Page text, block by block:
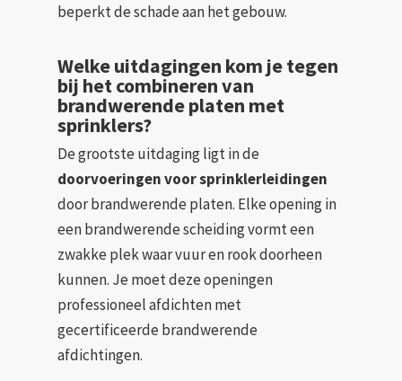
beperkt de schade aan het gebouw.
Welke uitdagingen kom je tegen
bij het combineren van
brandwerende platen met
sprinklers?
De grootste uitdaging ligt in de
doorvoeringen voor sprinklerleidingen
door brandwerende platen. Elke opening in
een brandwerende scheiding vormt een
zwakke plek waar vuur en rook doorheen
kunnen. Je moet deze openingen
professioneel afdichten met
gecertificeerde brandwerende
afdichtingen.